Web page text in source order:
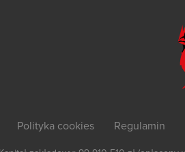
Polityka cookies Regulamin